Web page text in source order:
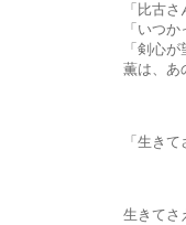
「比古さん、怒ってい
「いつかって･
「剣心が望む未来が来
薫は、あの京都での
「生きてさえいれ
生きてさえいれば